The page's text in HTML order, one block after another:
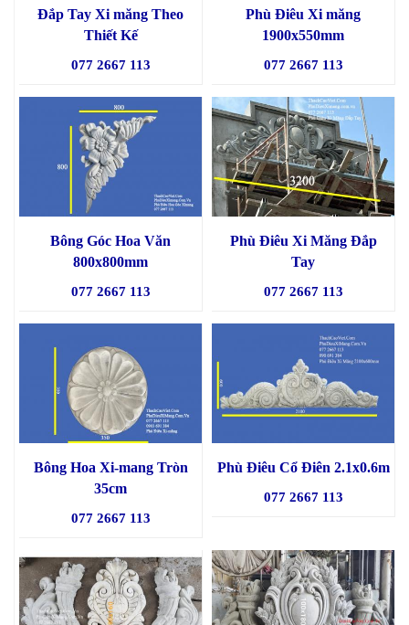
Đắp Tay Xi măng Theo
Thiết Kế
077 2667 113
Phù Điêu Xi măng
1900x550mm
077 2667 113
Bông Góc Hoa Văn
800x800mm
077 2667 113
Phù Điêu Xi Măng Đắp
Tay
077 2667 113
Bông Hoa Xi-mang Tròn
35cm
077 2667 113
Phù Điêu Cổ Điên 2.1x0.6m
077 2667 113